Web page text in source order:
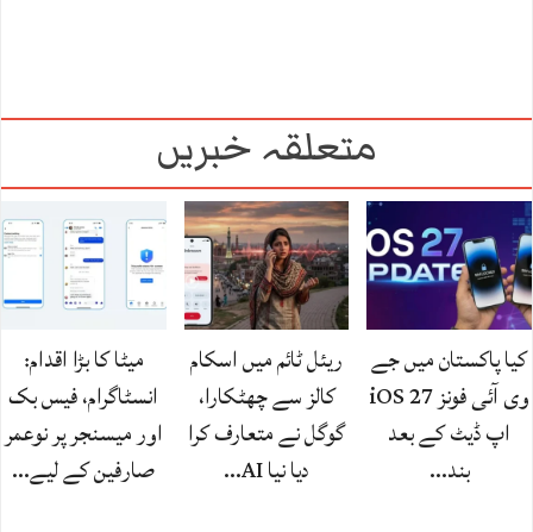
متعلقہ خبریں
کیا پاکستان میں جے
وی آئی فونز iOS 27
اپ ڈیٹ کے بعد
بند…
ریئل ٹائم میں اسکام
کالز سے چھٹکارا،
گوگل نے متعارف کرا
دیا نیا AI…
میٹا کا بڑا اقدام:
انسٹاگرام، فیس بک
اور میسنجر پر نوعمر
صارفین کے لیے…